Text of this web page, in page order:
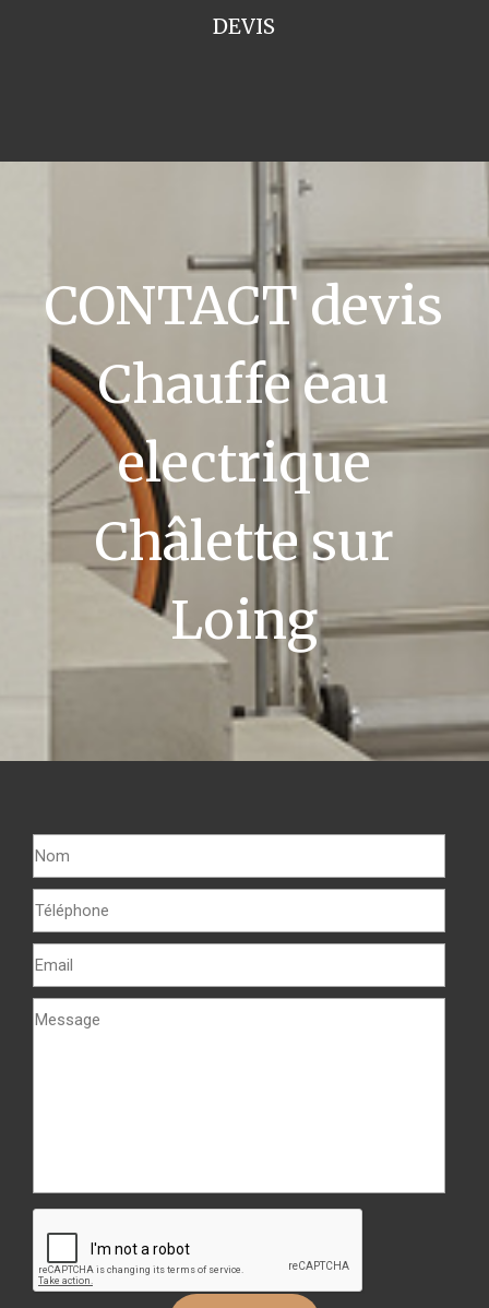
DEVIS
CONTACT devis
Chauffe eau
electrique
Châlette sur
Loing